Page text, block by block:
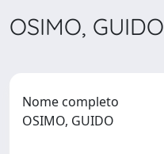
OSIMO, GUIDO
Nome completo
OSIMO, GUIDO